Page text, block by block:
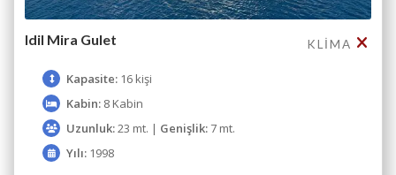
Idil Mira Gulet KLIMA
Kapasite: 16 kişi
Kabin: 8 Kabin
Uzunluk:23 mt. | Genişlik:7 mt.
Yılı: 1998